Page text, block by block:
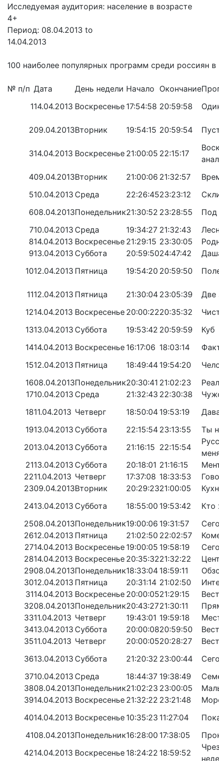
Исследуемая аудитория: население в возрасте
4+
Период: 08.04.2013 to
14.04.2013
100 наиболее популярных программ среди россиян
№ п/п Дата День недели Начало Окончание
114.04.2013 Воскресенье 17:54:58 20:59:58
209.04.2013Вторник 19:54:15 20:59:54
314.04.2013 Воскресенье 21:00:05 22:15:17
409.04.2013Вторник 21:00:06 21:32:57
510.04.2013 Среда 22:26:4523:23:12
608.04.2013Понедельник21:30:52 23:28:55
Под
710.04.2013 Среда 19:34:27 21:32:43
814.04.2013 Воскресенье 21:29:15 23:30:05
913.04.2013 Суббота 20:59:5024:47:42
1012.04.2013 Пятница 19:54:20 20:59:50
1112.04.2013 Пятница 21:30:04 23:05:39
Две
1214.04.2013 Воскресенье 20:00:2220:35:32
1313.04.2013 Суббота 19:53:42 20:59:59
Куб
1414.04.2013 Воскресенье 16:17:06 18:03:14
1512.04.2013 Пятница 18:49:44 19:54:20
1608.04.2013Понедельник20:30:41 21:02:23
1710.04.2013 Среда 21:32:43 22:30:38
1811.04.2013 Четверг 18:50:04 19:53:19
1913.04.2013 Суббота 22:15:54 23:13:55
Ты
2013.04.2013 Суббота 21:16:15 22:15:54
2113.04.2013 Суббота 20:18:01 21:16:15
2211.04.2013 Четверг 17:37:08 18:33:53
2309.04.2013Вторник 20:29:2321:00:05
2413.04.2013 Суббота 18:55:00 19:53:42
Кто
2508.04.2013Понедельник19:00:06 19:31:57
2612.04.2013 Пятница 21:02:50 22:02:57
2714.04.2013 Воскресенье 19:00:05 19:58:19
2814.04.2013 Воскресенье 20:35:3221:32:22
2908.04.2013Понедельник18:33:04 18:59:11
3012.04.2013 Пятница 20:31:14 21:02:50
3114.04.2013 Воскресенье 20:00:0521:29:15
3208.04.2013Понедельник20:43:2721:30:11
3311.04.2013 Четверг 19:43:01 19:59:18
3413.04.2013 Суббота 20:00:0820:59:50
3511.04.2013 Четверг 20:00:0520:28:27
3613.04.2013 Суббота 21:20:32 23:00:44
3710.04.2013 Среда 18:44:37 19:38:49
3808.04.2013Понедельник21:02:23 23:00:05
3914.04.2013 Воскресенье 21:32:22 23:21:48
4014.04.2013 Воскресенье 10:35:23 11:27:04
4108.04.2013Понедельник16:28:00 17:38:05
4214.04.2013 Воскресенье 18:24:22 18:59:52